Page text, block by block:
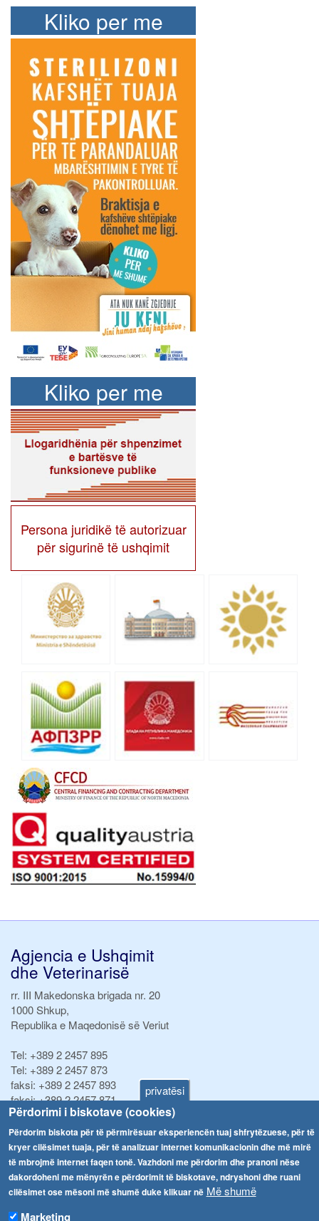
privatësi
Përdorimi i biskotave (cookies)
Përdorim biskota për të përmirësuar eksperiencën tuaj shfrytëzuese, për të
kryer cilësimet tuaja, për të analizuar internet komunikacionin dhe më mirë
të mbrojmë internet faqen tonë. Vazhdoni me përdorim dhe pranoni nëse
dakordoheni me mënyrën e përdorimit të biskotave, ndryshoni dhe ruani
cilësimet ose mësoni më shumë duke klikuar në Më shumë
Marketing
Kliko per me
shume
Kliko per me
shume
Persona juridikë të autorizuar
për sigurinë të ushqimit
Agjencia e Ushqimit
dhe Veterinarisë
rr. III Makedonska brigada nr. 20
1000 Shkup,
Republika e Maqedonisë së Veriut
Tel: +389 2 2457 895
Tel: +389 2 2457 873
faksi: +389 2 2457 893
faksi:+389 2 2457 871
info@fva.gov.mk
Njoftime
Република Бугарија ги засили официјалните контроли при увоз на свежо овошје и зеленчук
Високите температури ризик од труење со храна, опасни се и за животните
Navigimi
Arkivi
Regjistrat